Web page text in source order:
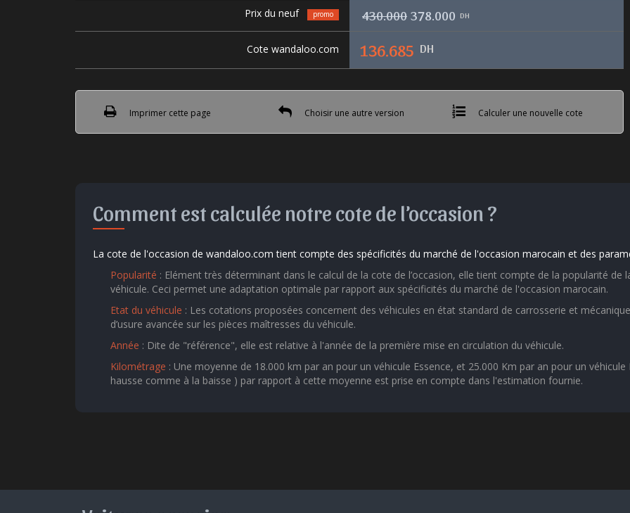
Prix du neuf promo 430.000 378.000 DH
Cote wandaloo.com 136.685 DH
Imprimer cette page Choisir une autre version Calculer une nouvelle cote
Comment est calculée notre cote de l’occasion ?
La cote de l'occasion de wandaloo.com tient compte des spécificités du marché de l'occasion marocain et des
Popularité : Elément très déterminant dans le calcul de la cote de l’occasion, elle tient compte de la popularité
véhicule. Ceci permet une adaptation optimale par rapport aux spécificités du marché de l'occasion marocain.
Etat du véhicule : Les cotations proposées concernent des véhicules en état standard de carrosserie et
d’usure avancée sur les pièces maîtresses du véhicule.
Année : Dite de "référence", elle est relative à l'année de la première mise en circulation du véhicule.
Kilométrage : Une moyenne de 18.000 km par an pour un véhicule Essence, et 25.000 Km par an pour un
hausse comme à la baisse ) par rapport à cette moyenne est prise en compte dans l'estimation fournie.